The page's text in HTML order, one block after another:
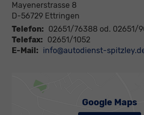
Mayenerstrasse 8
D-56729 Ettringen
Telefon: 02651/76388 od. 02651/
Telefax: 02651/1052
E-Mail: info@autodienst-
Google Maps